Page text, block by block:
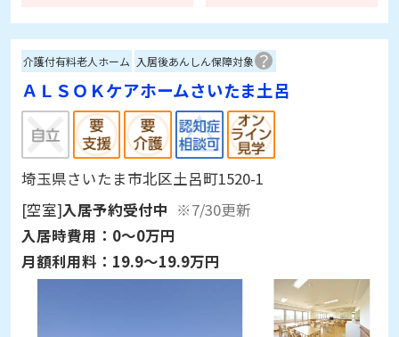
介護付有料老人ホーム 入居後あんしん保障対象
ＡＬＳＯＫケアホームさいたま土呂
埼玉県さいたま市北区土呂町1520-1
[空室]入居予約受付中 ※7/30更新
入居時費用： 0～0万円
月額利用料： 19.9～19.9万円